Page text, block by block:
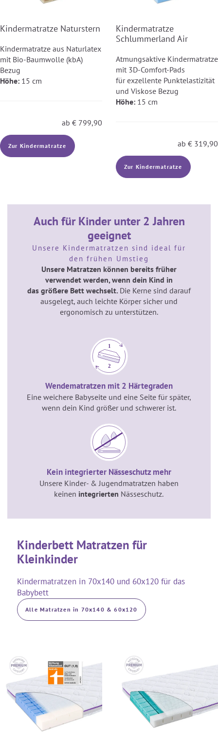
Kindermatratze Naturstern
Kindermatratze aus Naturlatex
mit Bio-Baumwolle (kbA)
Bezug
Höhe: 15 cm
ab € 799,90
Zur Kindermatratze
Kindermatratze
Schlummerland Air
Atmungsaktive Kindermatratze
mit 3D-Comfort-Pads
für exzellente Punktelastizität
und Viskose Bezug
Höhe: 15 cm
ab € 319,90
Zur Kindermatratze
Auch für Kinder unter 2 Jahren
geeignet
Unsere Kindermatratzen sind ideal für
den frühen Umstieg
Unsere Matratzen können bereits früher
verwendet werden, wenn dein Kind in
das größere Bett wechselt. Die Kerne sind darauf
ausgelegt, auch leichte Körper sicher und
ergonomisch zu unterstützen.
Wendematratzen mit 2 Härtegraden
Eine weichere Babyseite und eine Seite für später,
wenn dein Kind größer und schwerer ist.
Kein integrierter Nässeschutz mehr
Unsere Kinder- & Jugendmatratzen haben
keinen integrierten Nässeschutz.
Kinderbett Matratzen für
Kleinkinder
Kindermatratzen in 70x140 und 60x120 für das
Babybett
Alle Matratzen in 70x140 & 60x120